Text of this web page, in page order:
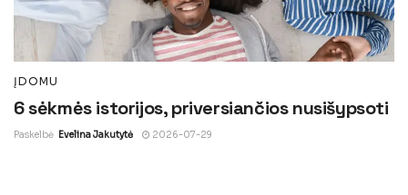
ĮDOMU
6 sėkmės istorijos, priversiančios nusišypsoti
Paskelbė Evelina Jakutytė 2026-07-29